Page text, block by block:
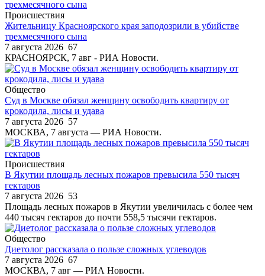
Происшествия
Жительницу Красноярского края заподозрили в убийстве
трехмесячного сына
7 августа 2026 67
КРАСНОЯРСК, 7 авг - РИА Новости.
Общество
Суд в Москве обязал женщину освободить квартиру от
крокодила, лисы и удава
7 августа 2026 57
МОСКВА, 7 августа — РИА Новости.
Происшествия
В Якутии площадь лесных пожаров превысила 550 тысяч
гектаров
7 августа 2026 53
Площадь лесных пожаров в Якутии увеличилась с более чем
440 тысяч гектаров до почти 558,5 тысячи гектаров.
Общество
Диетолог рассказала о пользе сложных углеводов
7 августа 2026 67
МОСКВА, 7 авг — РИА Новости.